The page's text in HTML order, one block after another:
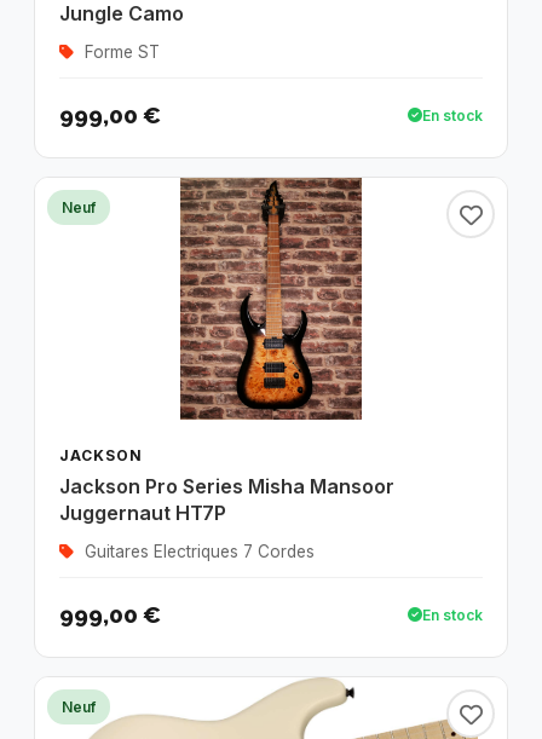
Jungle Camo
Forme ST
999,00 € En stock
Neuf
JACKSON
Jackson Pro Series Misha Mansoor
Juggernaut HT7P
Guitares Electriques 7 Cordes
999,00 € En stock
Neuf